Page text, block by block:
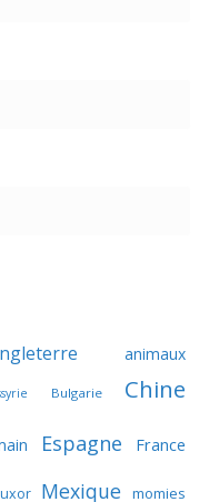
animaux
Bulgarie Chine
Espagne France
Mexique momies